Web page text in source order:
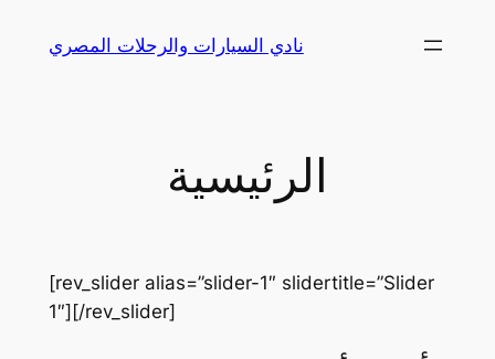
نادي السيارات والرحلات المصري
الرئيسية
[rev_slider alias=”slider-1″ slidertitle=”Slider
1″][/rev_slider]